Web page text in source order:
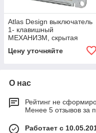
Atlas Design выключатель
1- клавишный
МЕХАНИЗМ, скрытая
Цену уточняйте
О нас
Рейтинг не
Менее 5 отзывов за
Работает с